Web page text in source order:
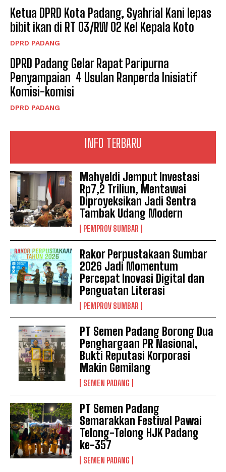
INFO TERBARU
Mahyeldi Jemput Investasi
Rp7,2 Triliun, Mentawai
Diproyeksikan Jadi Sentra
Tambak Udang Modern
PEMPROV SUMBAR
Rakor Perpustakaan Sumbar
2026 Jadi Momentum
Percepat Inovasi Digital dan
Penguatan Literasi
PEMPROV SUMBAR
PT Semen Padang Borong Dua
Penghargaan PR Nasional,
Bukti Reputasi Korporasi
Makin Gemilang
SEMEN PADANG
PT Semen Padang
Semarakkan Festival Pawai
Telong-Telong HJK Padang
ke-357
SEMEN PADANG
Ketua DPRD Kota Padang, Syahrial Kani lepas
bibit ikan di RT 03/RW 02 Kel Kepala Koto
DPRD PADANG
DPRD Padang Gelar Rapat Paripurna
Penyampaian 4 Usulan Ranperda Inisiatif
Komisi-komisi
DPRD PADANG